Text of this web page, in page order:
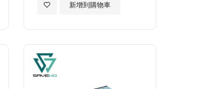
新增到購物車
加
至
願